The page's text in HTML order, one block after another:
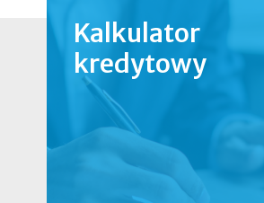
Kalkulator
kredytowy